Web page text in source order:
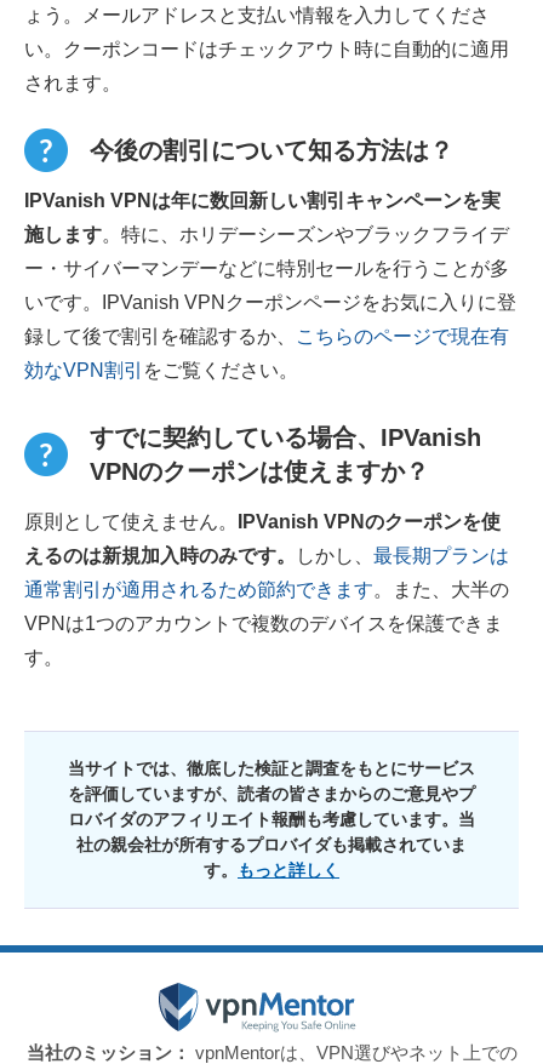
ょう。メールアドレスと支払い情報を入力してくださ
い。クーポンコードはチェックアウト時に自動的に適用
されます。
今後の割引について知る方法は？
IPVanish VPNは年に数回新しい割引キャンペーンを実
施します。特に、ホリデーシーズンやブラックフライデ
ー・サイバーマンデーなどに特別セールを行うことが多
いです。IPVanish VPNクーポンページをお気に入りに登
録して後で割引を確認するか、
こちらのページで現在有
効なVPN割引 をご覧ください。
すでに契約している場合、IPVanish
VPNのクーポンは使えますか？
原則として使えません。
IPVanish VPNのクーポンを使
えるのは新規加入時のみです。
しかし、 最長期プランは
通常割引が適用されるため節約できます。また、大半の
VPNは1つのアカウントで複数のデバイスを保護できま
す。
当サイトでは、徹底した検証と調査をもとにサービス
を評価していますが、読者の皆さまからのご意見やプ
ロバイダのアフィリエイト報酬も考慮しています。当
社の親会社が所有するプロバイダも掲載されていま
す。
もっと詳しく
当社のミッション： vpnMentorは、VPN選びやネット上での